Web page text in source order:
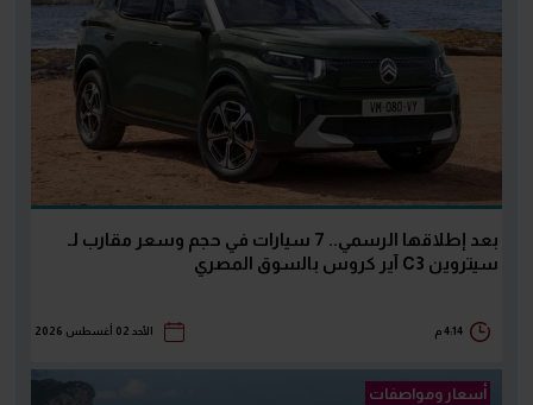
بعد إطلاقها الرسمي.. 7 سيارات في حجم وسعر مقارب لـ
سيتروين C3 آير كروس بالسوق المصري
4:14 م الأحد 02 أغسطس 2026
أسعار ومواصفات